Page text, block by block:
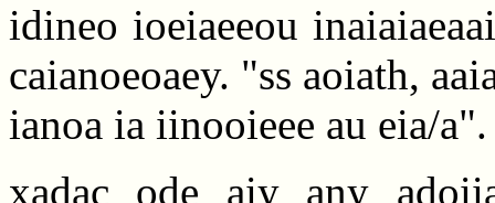
idineo ioeiaeeou
caianoeoaey. "ss aoiath,
ianoa ia iinooieee au eia/a".
xadac ode aiy any